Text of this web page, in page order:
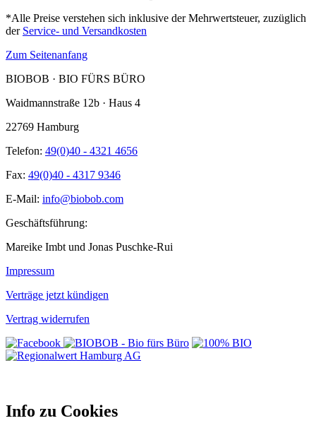
*Alle Preise verstehen sich inklusive der Mehrwertsteuer, zuzüglich
der Service- und Versandkosten
Zum Seitenanfang
BIOBOB · BIO FÜRS BÜRO
Waidmannstraße 12b · Haus 4
22769 Hamburg
Telefon: 49(0)40 - 4321 4656
Fax: 49(0)40 - 4317 9346
E-Mail: info@biobob.com
Geschäftsführung:
Mareike Imbt und Jonas Puschke-Rui
Impressum
Verträge jetzt kündigen
Vertrag widerrufen
Info zu Cookies